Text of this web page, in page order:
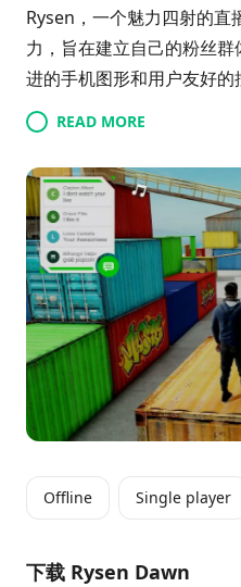
Rysen，一个魅力四射的直
力，旨在建立自己的粉丝
进的手机图形和用户友好
的特技，与非玩家角色互动
的音轨。照片模式允许玩家
商整合则使玩家能够赚取
每秒性能，《Rysen Dawn
的人设计。
READ MORE
Offline Single player
下载 Rysen Dawn